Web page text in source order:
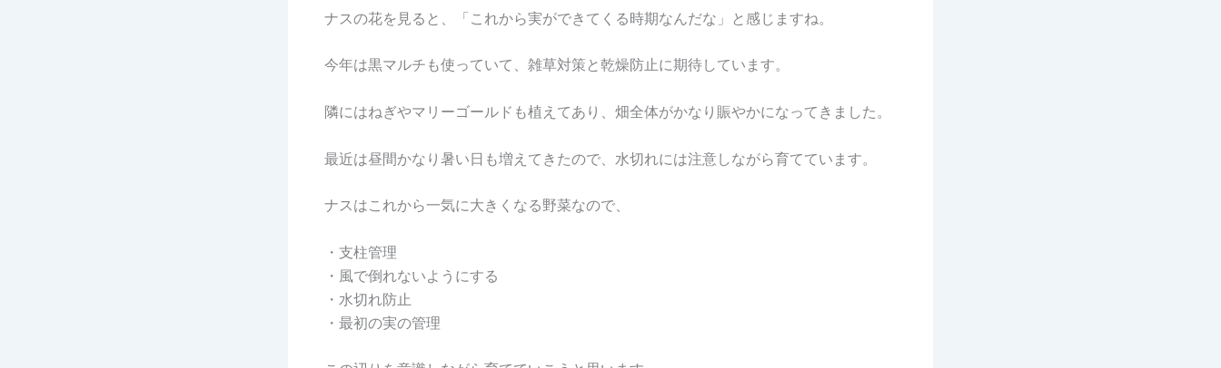
ナスの花を見ると、「これから実ができてくる時期なんだな」と感じますね。
今年は黒マルチも使っていて、雑草対策と乾燥防止に期待しています。
隣にはねぎやマリーゴールドも植えてあり、畑全体がかなり賑やかになってきました。
最近は昼間かなり暑い日も増えてきたので、水切れには注意しながら育てています。
ナスはこれから一気に大きくなる野菜なので、
・支柱管理
・風で倒れないようにする
・水切れ防止
・最初の実の管理